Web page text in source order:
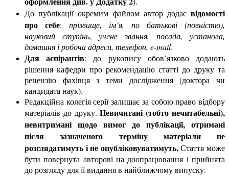
До публікації окремим файлом автор додає відомості
про себе: прізвище, ім’я, по батькові (повністю),
науковий ступінь, учене звання, посада, установа,
домашня і робоча адреси, телефон, e-mail.
Для аспірантів: до рукопису обов’язково додають
рішення кафедри про рекомендацію статті до друку та
рецензію фахівця з теми дослідження (доктора чи
кандидата наук).
Редакційна колегія серії залишає за собою право відбору
матеріалів до друку.Невичитані (тобто нечитабельні),
невитримані щодо вимог до публікації, отримані
після зазначеного терміну матеріали не
розглядатимуть і не опубліковуватимуть.Стаття може
бути повернута авторові на доопрацювання і прийнята
до розгляду для її видання в найближчому випуску.